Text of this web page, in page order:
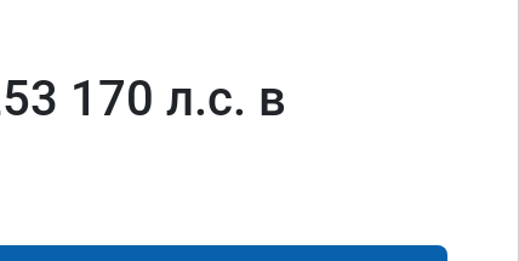
170 л.с. в